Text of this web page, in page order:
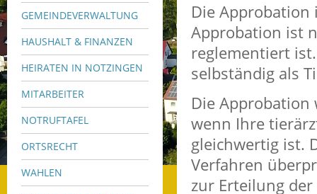
GEMEINDEVERWALTUNG
HAUSHALT & FINANZEN
HEIRATEN IN NOTZINGEN
MITARBEITER
NOTRUFTAFEL
ORTSRECHT
WAHLEN
Die Approbation
Approbation ist
reglementiert
selbständig als
Die
wenn Ihre
gleichwertig ist.
Verfahren
zur Erteilung